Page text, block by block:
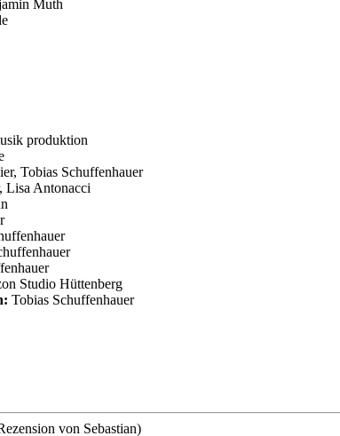
Muth
produktion
Tobias Schuffenhauer
Lisa Antonacci
Studio Hüttenberg
Tobias Schuffenhauer
von Sebastian)